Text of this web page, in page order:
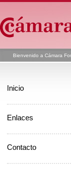
Inicio
Enlaces
Contacto
Bienvenido a Cámara